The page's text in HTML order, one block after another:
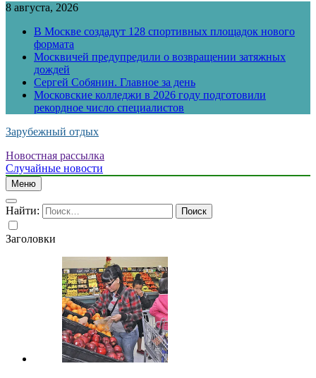
8 августа, 2026
В Москве создадут 128 спортивных площадок нового
формата
Москвичей предупредили о возвращении затяжных
дождей
Сергей Собянин. Главное за день
Московские колледжи в 2026 году подготовили
рекордное число специалистов
Зарубежный отдых
Новостная рассылка
Случайные новости
Меню
Найти:
Заголовки